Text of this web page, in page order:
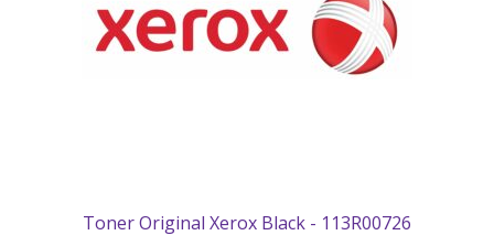
Toner Original Xerox Black - 113R00726